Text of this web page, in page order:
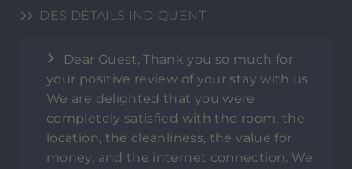
DES DÉTAILS INDIQUENT
Dear Guest, Thank you so much for
your positive review of your stay with us.
We are delighted that you were
completely satisfied with the room, the
location, the cleanliness, the value for
money, and the internet connection. We